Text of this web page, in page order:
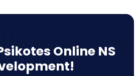
Online NS